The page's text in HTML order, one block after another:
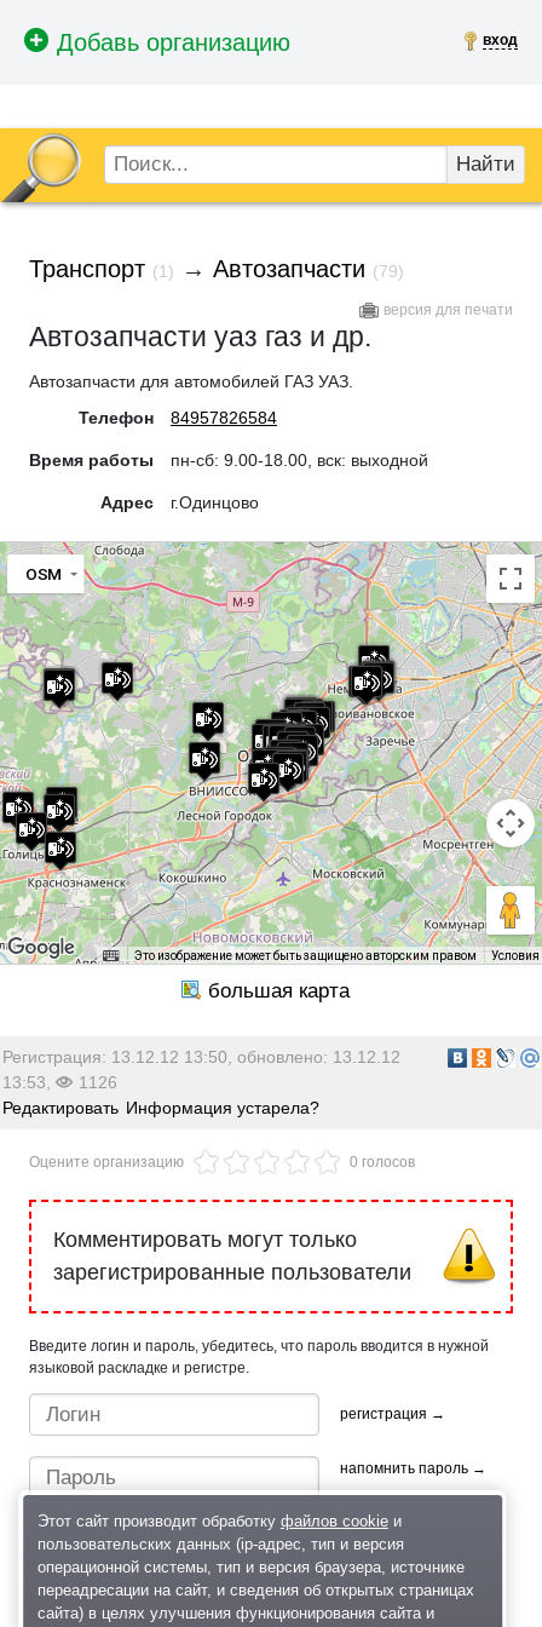
вход
Найти
Транспорт (1) → Автозапчасти (79)
версия для печати
Автозапчасти уаз газ и др.
Автозапчасти для автомобилей ГАЗ УАЗ.
Телефон
84957826584
Время работы пн-сб: 9.00-18.00, вск: выходной
Адрес г.Одинцово
OSM
Это изображение может быть защищено авторским правом Условия
Регистрация: 13.12.12 13:50, обновлено: 13.12.12
13:53,
1126
Редактировать Информация устарела?
Оцените организацию 0 голосов
Комментировать могут только
зарегистрированные пользователи
Введите логин и пароль, убедитесь, что пароль вводится в нужной
языковой раскладке и регистре.
регистрация →
напомнить пароль →
Этот сайт производит обработку файлов cookieи
пользовательских данных (ip-адрес, тип и версия
операционной системы, тип и версия браузера, источнике
переадресации на сайт, и сведения об открытых страницах
сайта) в целях улучшения функционирования сайта и